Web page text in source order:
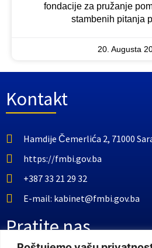
fondacije za pružanje
stambenih pitanja
20. Augusta
Kontakt
Hamdije Čemerlića 2, 71000
https://fmbi.gov.ba
+387 33 21 29 32
E-mail: kabinet@fmbi.gov.ba
Pratite nas